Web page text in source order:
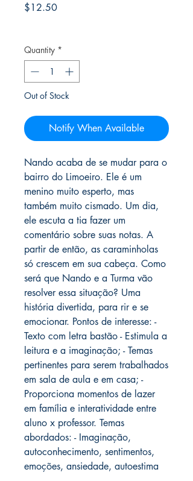
$12.50Price
Quantity *
Out of Stock
Notify When Available
Nando acaba de se mudar para o
bairro do Limoeiro. Ele é um
menino muito esperto, mas
também muito cismado. Um dia,
ele escuta a tia fazer um
comentário sobre suas notas. A
partir de então, as caraminholas
só crescem em sua cabeça. Como
será que Nando e a Turma vão
resolver essa situação? Uma
história divertida, para rir e se
emocionar. Pontos de interesse: -
Texto com letra bastão - Estimula a
leitura e a imaginação; - Temas
pertinentes para serem trabalhados
em sala de aula e em casa; -
Proporciona momentos de lazer
em família e interatividade entre
aluno x professor. Temas
abordados: - Imaginação,
autoconhecimento, sentimentos,
emoções, ansiedade, autoestima